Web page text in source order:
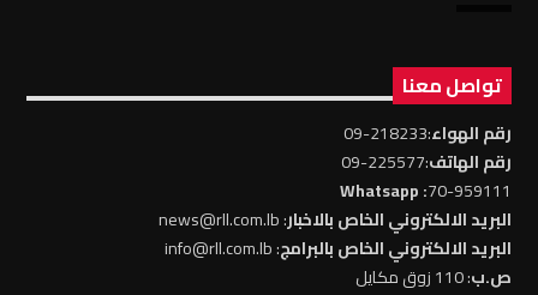
تواصل معنا
رقم الهواء:218233-09
رقم الهاتف:225577-09
70-959111
: Whatsapp
البريد الالكتروني الخاص بالاخبار: news@rll.com.lb
البريد الالكتروني الخاص بالبرامج: info@rll.com.lb
ص.ب: 110 زوق مكايل